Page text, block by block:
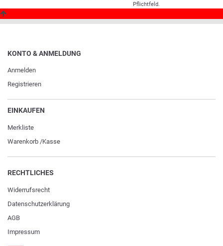
Pflichtfeld.
KONTO & ANMELDUNG
Anmelden
Registrieren
EINKAUFEN
Merkliste
Warenkorb /Kasse
RECHTLICHES
Widerrufs­recht
Daten­schutz­erklärung
AGB
Impressum